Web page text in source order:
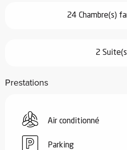
24 Chambre(s)
2
Prestations
Air conditionné
Parking